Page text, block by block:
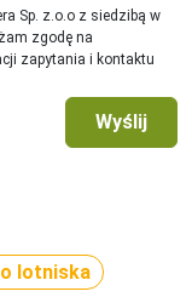
Sp. z.o.o z siedzibą w
zgodę na
zapytania i kontaktu
Wyślij
lotniska